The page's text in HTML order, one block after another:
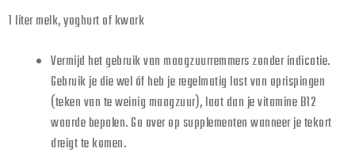
1 liter melk, yoghurt of kwark
Vermijd het gebruik van maagzuurremmers zonder indicatie.
Gebruik je die wel óf heb je regelmatig last van oprispingen
(teken van te weinig maagzuur), laat dan je vitamine B12
waarde bepalen. Ga over op supplementen wanneer je tekort
dreigt te komen.